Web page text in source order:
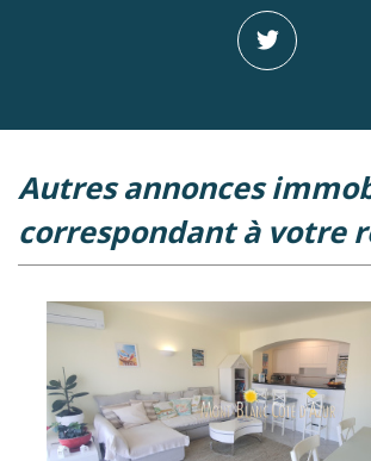
autres annonces immobilières
correspondant à votre